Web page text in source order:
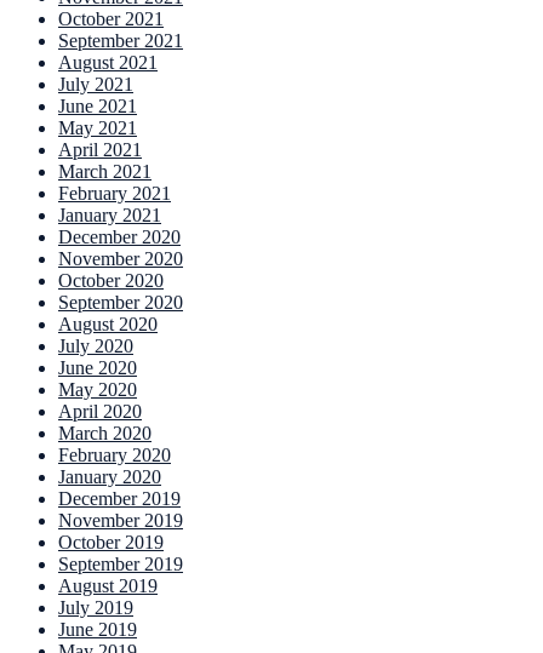
October 2021
September 2021
August 2021
July 2021
June 2021
May 2021
April 2021
March 2021
February 2021
January 2021
December 2020
November 2020
October 2020
September 2020
August 2020
July 2020
June 2020
May 2020
April 2020
March 2020
February 2020
January 2020
December 2019
November 2019
October 2019
September 2019
August 2019
July 2019
June 2019